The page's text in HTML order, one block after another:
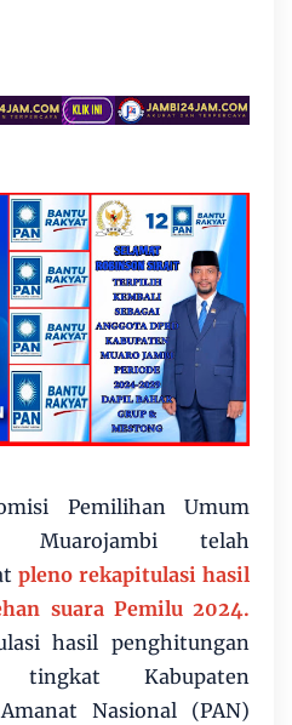
Pemilihan Umum
Muarojambi telah
pleno rekapitulasi hasil
suara Pemilu 2024.
hasil penghitungan
tingkat Kabupaten
Nasional (PAN)